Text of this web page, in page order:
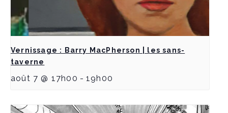
Vernissage : Barry MacPherson | les sans-
taverne
août 7 @ 17h00 - 19h00